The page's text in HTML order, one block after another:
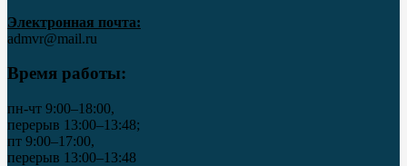
Электронная почта:
admvr@mail.ru
Время работы:
пн-чт 9:00–18:00,
перерыв 13:00–13:48;
пт 9:00–17:00,
перерыв 13:00–13:48